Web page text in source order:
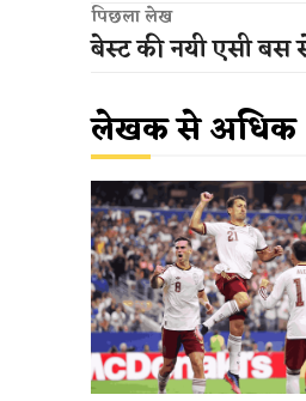
पिछला लेख
बेस्ट की नयी एसी बस
लेखक से अधिक